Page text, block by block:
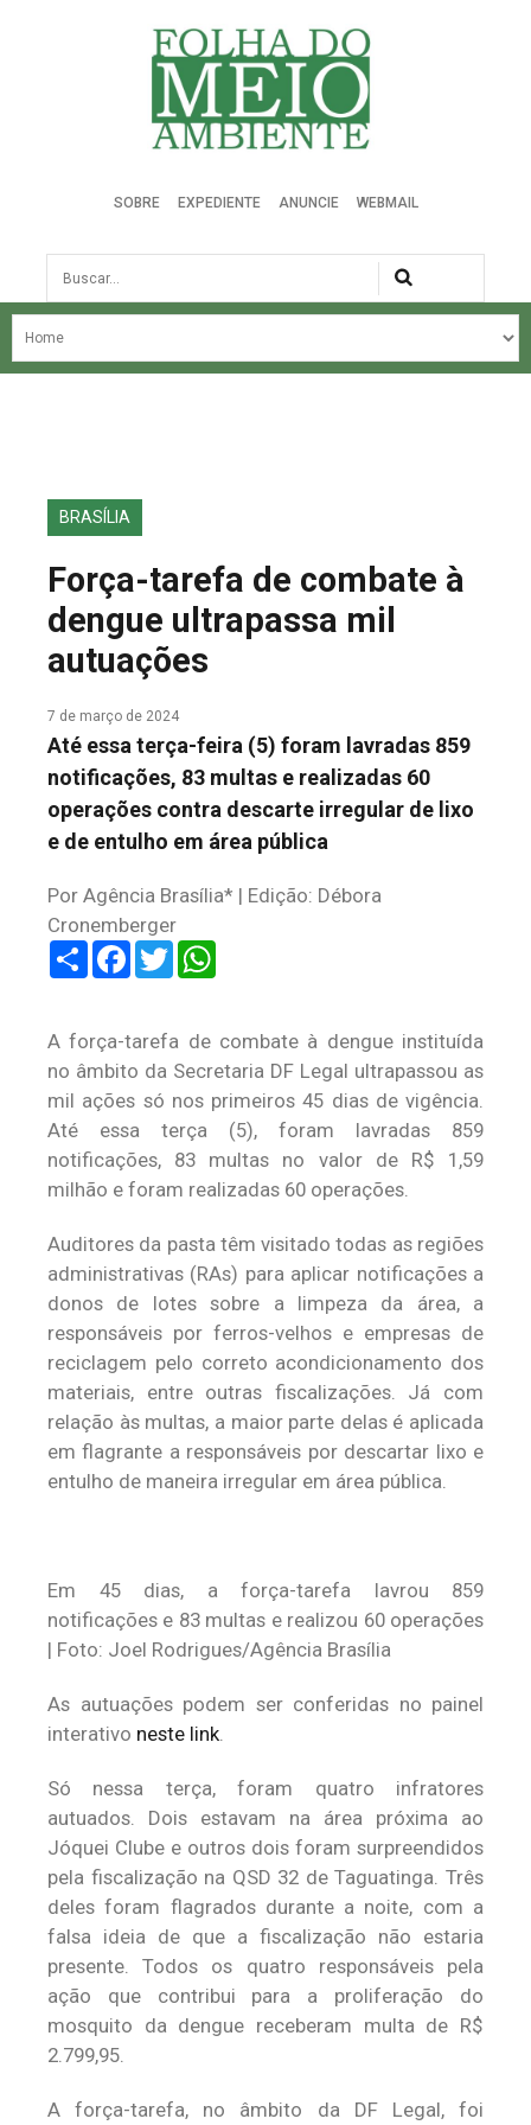
Folha do Meio Ambiente
SOBRE EXPEDIENTE ANUNCIE WEBMAIL
Busca
NOSSA HISTÓRIA
EDIÇÕES ANTERIORES
FALE CONOSCO
BRASÍLIA
Força-tarefa de combate à
dengue ultrapassa mil
autuações
7 de março de 2024
Até essa terça-feira (5) foram lavradas 859
notificações, 83 multas e realizadas 60
operações contra descarte irregular de lixo
e de entulho em área pública
Por Agência Brasília* | Edição: Débora
Cronemberger
ShareFacebook
Twitter
A força-tarefa de combate à dengue instituída
no âmbito da Secretaria DF Legal ultrapassou as
mil ações só nos primeiros 45 dias de vigência.
Até essa terça (5), foram lavradas 859
notificações, 83 multas no valor de R$ 1,59
milhão e foram realizadas 60 operações.
Auditores da pasta têm visitado todas as regiões
administrativas (RAs) para aplicar notificações a
donos de lotes sobre a limpeza da área, a
responsáveis por ferros-velhos e empresas de
reciclagem pelo correto acondicionamento dos
materiais, entre outras fiscalizações. Já com
relação às multas, a maior parte delas é aplicada
em flagrante a responsáveis por descartar lixo e
entulho de maneira irregular em área pública.
Em 45 dias, a força-tarefa lavrou 859
notificações e 83 multas e realizou 60 operações
| Foto: Joel Rodrigues/Agência Brasília
As autuações podem ser conferidas no painel
interativo neste link.
Só nessa terça, foram quatro infratores
autuados. Dois estavam na área próxima ao
Jóquei Clube e outros dois foram surpreendidos
pela fiscalização na QSD 32 de Taguatinga. Três
deles foram flagrados durante a noite, com a
falsa ideia de que a fiscalização não estaria
presente. Todos os quatro responsáveis pela
ação que contribui para a proliferação do
mosquito da dengue receberam multa de R$
2.799,95.
A força-tarefa, no âmbito da DF Legal, foi